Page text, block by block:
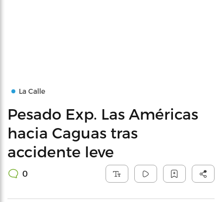
La Calle
Pesado Exp. Las Américas
hacia Caguas tras
accidente leve
0